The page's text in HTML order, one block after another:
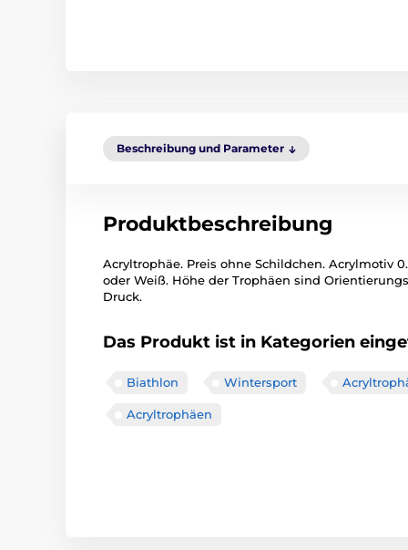
Beschreibung und Parameter
Produktbeschreibung
Acryltrophäe. Preis ohne Schildchen. Acrylmotiv
oder Weiß. Höhe der Trophäen sind
Druck.
Das Produkt ist in Kategorien
Biathlon Wintersport
Acryltrophäen